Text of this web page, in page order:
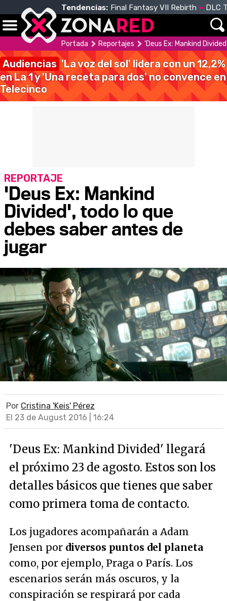
Tendencias: Final Fantasy VII Rebirth DLC
Portada Reportajes 'Deus Ex: Mankind
Audiencias 'La voz del sol' lidera con un 12,2%
en La 1 y 'Una receta para dos' no convence en
Telecinco
'Deus Ex: Mankind
Divided', todo lo que
debes saber antes de
jugar
REPORTAJE
Por Cristina 'Keis' Pérez
El 23 de August 2016 | 16:24
'Deus Ex: Mankind Divided' llegará
el próximo 23 de agosto. Estos son los
detalles básicos que tienes que saber
como primera toma de contacto.
Los jugadores acompañarán a Adam
Jensen por diversos puntos del planeta
como, por ejemplo, Praga o París. Los
escenarios serán más oscuros, y la
conspiración se respirará por cada